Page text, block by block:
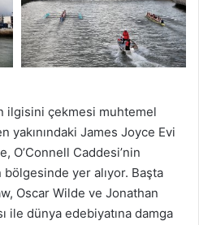
ilgisini çekmesi muhtemel
yakınındaki James Joyce Evi
O’Connell Caddesi’nin
yer alıyor. Başta
Oscar Wilde ve Jonathan
ile dünya edebiyatına damga